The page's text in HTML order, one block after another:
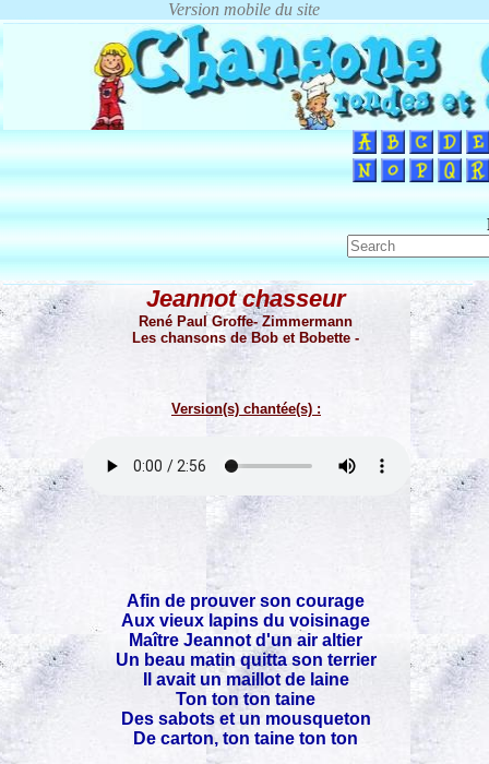
Jeannot chasseur
René Paul Groffe- Zimmermann
Les chansons de Bob et Bobette -
Version(s) chantée(s) :
Afin de prouver son courage
Aux vieux lapins du voisinage
Maître Jeannot d'un air altier
Un beau matin quitta son terrier
Il avait un maillot de laine
Ton ton ton taine
Des sabots et un mousqueton
De carton, ton taine ton ton